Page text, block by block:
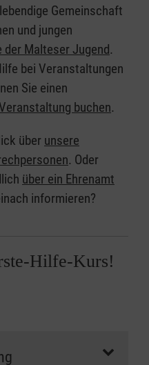
Gemeinschaft
und jungen
der Malteser Jugend.
bei Veranstaltungen
Sie einen
buchen.
über unsere
. Oder
über ein Ehrenamt
informieren?
Hilfe-Kurs!